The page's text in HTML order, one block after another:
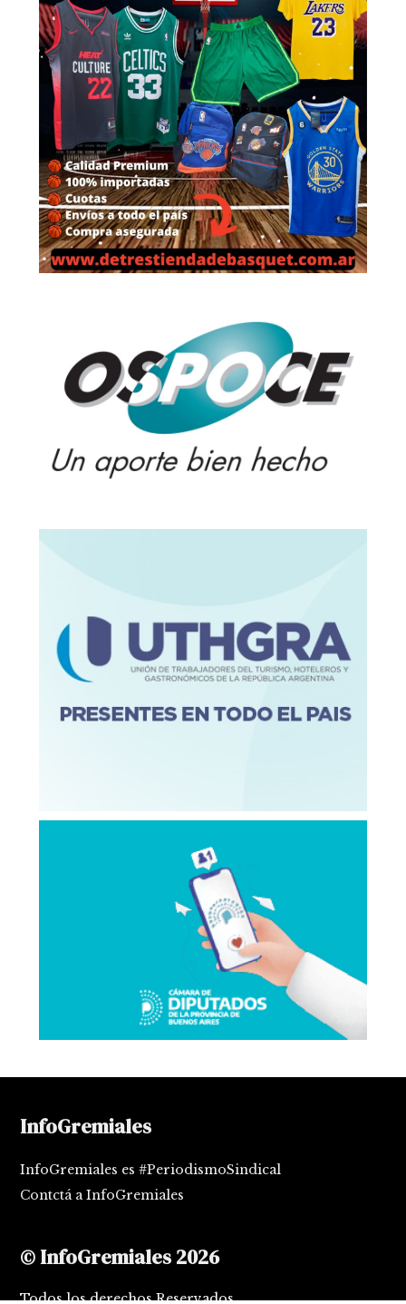
InfoGremiales
InfoGremiales es #PeriodismoSindical
Contctá a InfoGremiales
© InfoGremiales 2026
Todos los derechos Reservados